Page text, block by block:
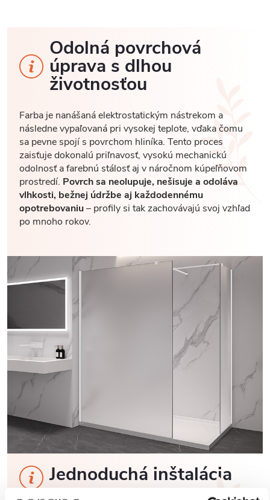
Odolná povrchová
úprava s dlhou
životnosťou
Farba je nanášaná elektrostatickým nástrekom a
následne vypaľovaná pri vysokej teplote, vďaka čomu
sa pevne spojí s povrchom hliníka. Tento proces
zaisťuje dokonalú priľnavosť, vysokú mechanickú
odolnosť a farebnú stálosť aj v náročnom kúpeľňovom
prostredí. Povrch sa neolupuje, nešisuje a odoláva
vlhkosti, bežnej údržbe aj každodennému
opotrebovaniu– profily si tak zachovávajú svoj vzhľad
po mnoho rokov.
Jednoduchá inštalácia